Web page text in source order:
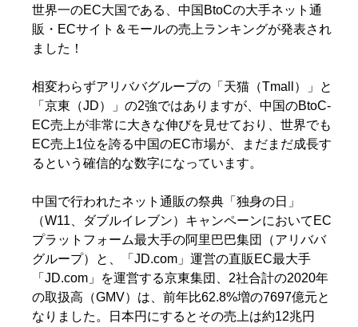
世界一のEC大国である、中国BtoCの大手ネット通
販・ECサイト＆モールの売上ランキングが発表され
ました！
相変わらずアリババグループの「天猫（Tmall）」と
「京東（JD）」の2強ではありますが、中国のBtoC-
EC売上が非常に大きな伸びを見せており、世界でも
EC売上1位を誇る中国のEC市場が、まだまだ成長す
るという確信的な数字になっています。
中国で行われたネット通販の祭典「独身の日」
（W11、ダブルイレブン）キャンペーンにおいてEC
プラットフォーム最大手の阿里巴巴集団（アリババ
グループ）と、「JD.com」運営の直販EC最大手
「JD.com」を運営する京東集団、2社合計の2020年
の取扱高（GMV）は、前年比62.8%増の7697億元と
なりました。日本円にするとその売上は約12兆円